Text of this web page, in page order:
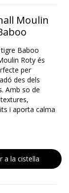
Moulin
Baboo
Roty és
per
des dels
Amb so de
i aporta calma
a la cistella